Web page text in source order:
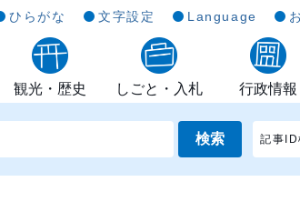
ひらがな 文字設定 Language
観光・歴史 しごと・入札 行政情報
検索 記事ID